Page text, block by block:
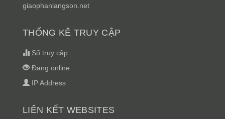
giaophanlangson.net
THỐNG KÊ TRUY CẬP
Số truy cập
Đang online
IP Address
LIÊN KẾT WEBSITES